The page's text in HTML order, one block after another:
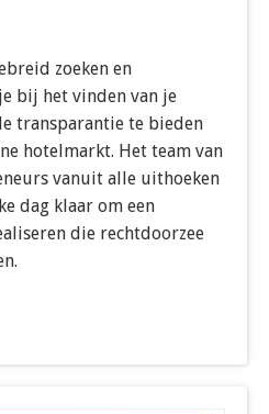
zoeken en
bij het vinden van je
transparantie te bieden
hotelmarkt. Het team van
vanuit alle uithoeken
dag klaar om een
die rechtdoorzee